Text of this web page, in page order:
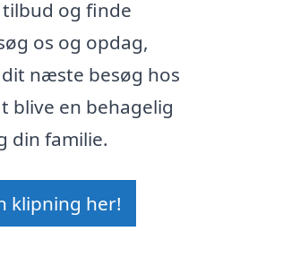
og finde
os og opdag,
næste besøg hos
blive en behagelig
din familie.
klipning her!